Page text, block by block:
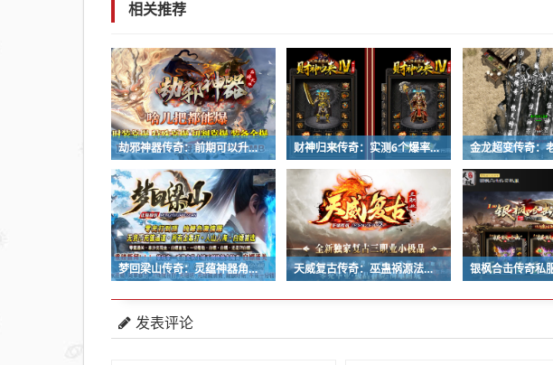
相关推荐
劫邪神器传奇：前期可以升级修仙羽翼吗？ 财神归来传奇：实测6个爆率最高的副本，每天1小时刷满背包
梦回梁山传奇：灵蕴神器角色死亡后是否会掉落？ 天威复古传奇：巫蛊祸源法宝基础属性与特殊效果
发表评论